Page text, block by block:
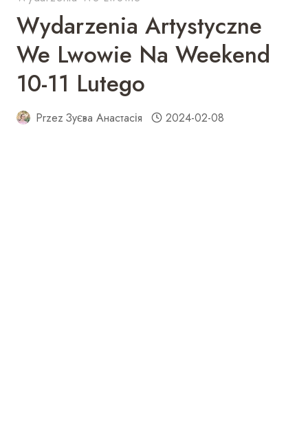
Wydarzenia Artystyczne
We Lwowie Na Weekend
10-11 Lutego
Przez Зуєва Анастасія 2024-02-08